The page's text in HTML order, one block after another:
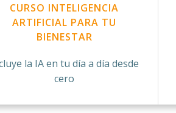
CURSO INTELIGENCIA
ARTIFICIAL PARA TU
BIENESTAR
la IA en tu día a día desde
cero